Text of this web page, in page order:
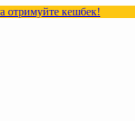
кешбек!